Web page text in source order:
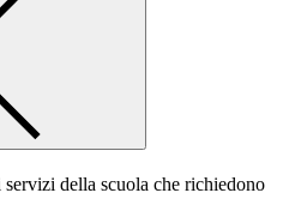
della scuola che richiedono